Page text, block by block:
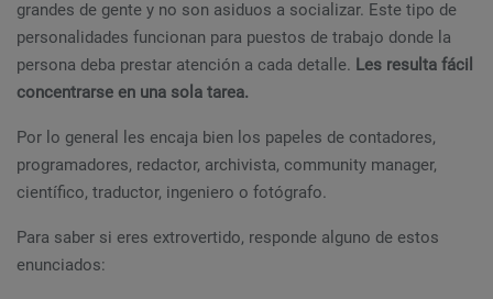
grandes de gente y no son asiduos a socializar. Este tipo de
personalidades funcionan para puestos de trabajo donde la
persona deba prestar atención a cada detalle. Les resulta fácil
concentrarse en una sola tarea.
Por lo general les encaja bien los papeles de contadores,
programadores, redactor, archivista, community manager,
científico, traductor, ingeniero o fotógrafo.
Para saber si eres extrovertido, responde alguno de estos
enunciados: